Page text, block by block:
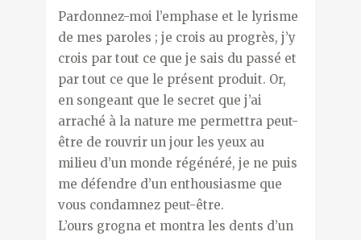
Pardonnez-moi l’emphase et le lyrisme
de mes paroles ; je crois au progrès, j’y
crois par tout ce que je sais du passé et
par tout ce que le présent produit. Or,
en songeant que le secret que j’ai
arraché à la nature me permettra peut-
être de rouvrir un jour les yeux au
milieu d’un monde régénéré, je ne puis
me défendre d’un enthousiasme que
vous condamnez peut-être.
L’ours grogna et montra les dents d’un